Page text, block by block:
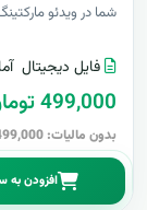
شما در ویدئو
فایل دیجیتال
499,000 تومان
بدون مالیات: 499,000 تومان
افزودن به